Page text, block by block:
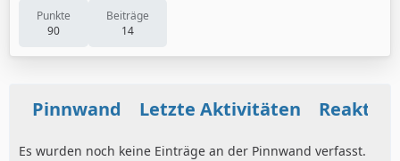
Punkte
90
Beiträge
14
Pinnwand Letzte Aktivitäten
Es wurden noch keine Einträge an der Pinnwand verfasst.